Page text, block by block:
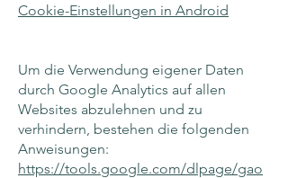
Cookie-Einstellungen in Android
Um die Verwendung eigener Daten
durch Google Analytics auf allen
Websites abzulehnen und zu
verhindern, bestehen die folgenden
Anweisungen:
https://tools.google.com/dlpage/gao